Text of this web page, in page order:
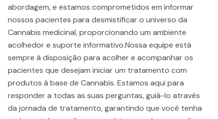
abordagem, e estamos comprometidos em informar
nossos pacientes para desmistificar o universo da
Cannabis medicinal, proporcionando um ambiente
acolhedor e suporte informativo.Nossa equipe está
sempre à disposição para acolher e acompanhar os
pacientes que desejam iniciar um tratamento com
produtos à base de Cannabis. Estamos aqui para
responder a todas as suas perguntas, guiá-lo através
da jornada de tratamento, garantindo que você tenha